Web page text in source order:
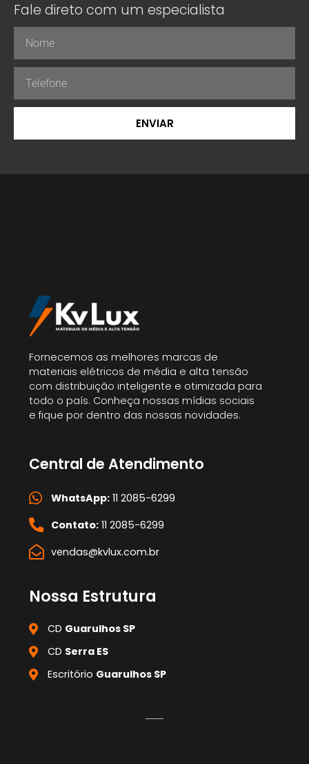
Fale direto com um especialista
ENVIAR
Fornecemos as melhores marcas de
materiais elétricos de média e alta tensão
com distribuição inteligente e otimizada para
todo o país. Conheça nossas mídias sociais
e fique por dentro das nossas novidades.
Central de Atendimento
WhatsApp:11 2085-6299
Contato:11 2085-6299
vendas@kvlux.com.br
Nossa Estrutura
CD Guarulhos SP
CD Serra ES
Escritório Guarulhos SP